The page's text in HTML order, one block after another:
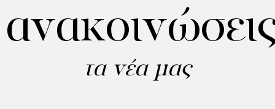
τα νέα μας